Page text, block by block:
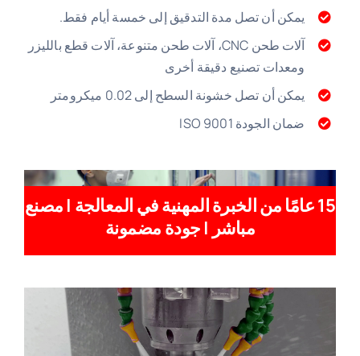
يمكن أن تصل مدة التدقيق إلى خمسة أيام فقط.
آلات طحن CNC، آلات طحن متنوعة، آلات قطع بالليزر
ومعدات تصنيع دقيقة أخرى
يمكن أن تصل خشونة السطح إلى 0.02 ميكرومتر
ضمان الجودة ISO 9001
15 عامًا من الخبرة المهنية في المعالجة | مصنع
مباشر | جودة مضمونة